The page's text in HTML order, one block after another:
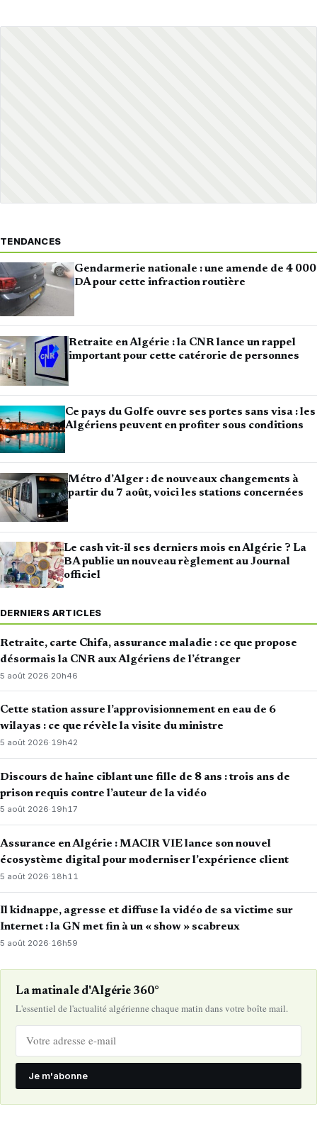
TENDANCES
Gendarmerie nationale : une amende de 4 000
DA pour cette infraction routière
Retraite en Algérie : la CNR lance un rappel
important pour cette catérorie de personnes
Ce pays du Golfe ouvre ses portes sans visa : les
Algériens peuvent en profiter sous conditions
Métro d’Alger : de nouveaux changements à
partir du 7 août, voici les stations concernées
Le cash vit-il ses derniers mois en Algérie ? La
BA publie un nouveau règlement au Journal
officiel
DERNIERS ARTICLES
Retraite, carte Chifa, assurance maladie : ce que propose
désormais la CNR aux Algériens de l’étranger
5 août 2026·20h46
Cette station assure l’approvisionnement en eau de 6
wilayas : ce que révèle la visite du ministre
5 août 2026·19h42
Discours de haine ciblant une fille de 8 ans : trois ans de
prison requis contre l’auteur de la vidéo
5 août 2026·19h17
Assurance en Algérie : MACIR VIE lance son nouvel
écosystème digital pour moderniser l’expérience client
5 août 2026· 18h11
Il kidnappe, agresse et diffuse la vidéo de sa victime sur
Internet : la GN met fin à un « show » scabreux
5 août 2026·16h59
La matinale d'Algérie 360°
L'essentiel de l'actualité algérienne chaque matin dans votre boîte mail.
Je m'abonne